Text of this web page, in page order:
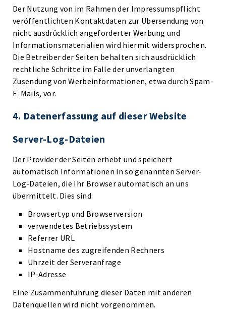
Der Nutzung von im Rahmen der Impressumspflicht
veröffentlichten Kontaktdaten zur Übersendung von
nicht ausdrücklich angeforderter Werbung und
Informationsmaterialien wird hiermit widersprochen.
Die Betreiber der Seiten behalten sich ausdrücklich
rechtliche Schritte im Falle der unverlangten
Zusendung von Werbeinformationen, etwa durch Spam-
E-Mails, vor.
4. Datenerfassung auf dieser Website
Server-Log-Dateien
Der Provider der Seiten erhebt und speichert
automatisch Informationen in so genannten Server-
Log-Dateien, die Ihr Browser automatisch an uns
übermittelt. Dies sind:
Browsertyp und Browserversion
verwendetes Betriebssystem
Referrer URL
Hostname des zugreifenden Rechners
Uhrzeit der Serveranfrage
IP-Adresse
Eine Zusammenführung dieser Daten mit anderen
Datenquellen wird nicht vorgenommen.